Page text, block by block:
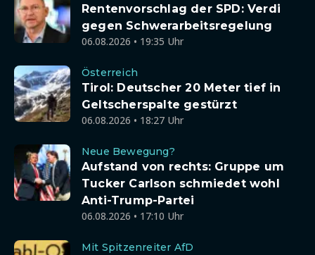
Rentenvorschlag der SPD: Verdi
gegen Schwerarbeitsregelung
06.08.2026 • 19:35 Uhr
Österreich
Tirol: Deutscher 20 Meter tief in
Geltscherspalte gestürzt
06.08.2026 • 18:27 Uhr
Neue Bewegung?
Aufstand von rechts: Gruppe um
Tucker Carlson schmiedet wohl
Anti-Trump-Partei
06.08.2026 • 17:10 Uhr
Mit Spitzenreiter AfD